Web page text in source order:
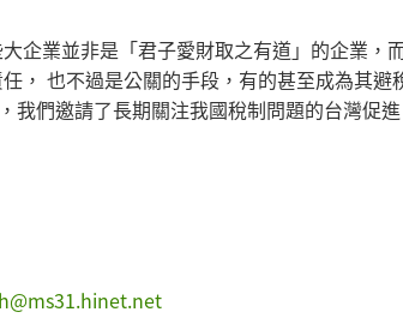
企業並非是「君子愛財取之有道」的企業，
， 也不過是公關的手段，有的甚至成為其避
我們邀請了長期關注我國稅制問題的台灣促